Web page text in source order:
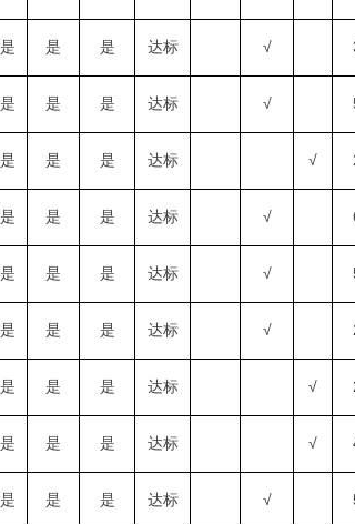
是 是 是 达标 √
是 是 是 达标 √
是 是 是 达标 √
是 是 是 达标 √
是 是 是 达标 √
是 是 是 达标 √
是 是 是 达标 √
是 是 是 达标 √
是 是 是 达标 √